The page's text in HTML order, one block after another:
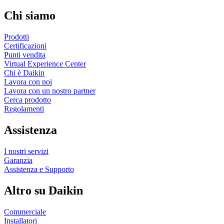
Chi siamo
Prodotti
Certificazioni
Punti vendita
Virtual Experience Center
Chi è Daikin
Lavora con noi
Lavora con un nostro partner
Cerca prodotto
Regolamenti
Assistenza
I nostri servizi
Garanzia
Assistenza e Supporto
Altro su Daikin
Commerciale
Installatori